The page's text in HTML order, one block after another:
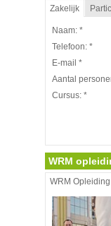
Naam: *
Telefoon: *
E-mail *
Aantal
Cursus: *
Zakelijk
WRM
WRM Opleiding